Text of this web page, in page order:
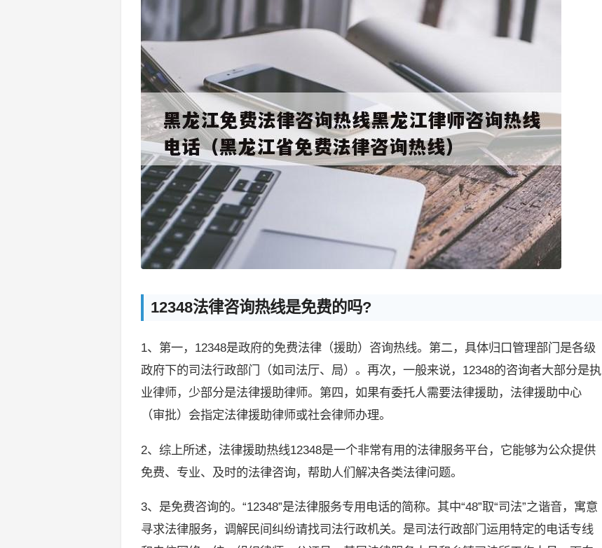
12348法律咨询热线是免费的吗?
1、第一，12348是政府的免费法律（援助）咨询热线。第二，具体归口管理部门是各级
政府下的司法行政部门（如司法厅、局）。再次，一般来说，12348的咨询者大部分是执
业律师，少部分是法律援助律师。第四，如果有委托人需要法律援助，法律援助中心
（审批）会指定法律援助律师或社会律师办理。
2、综上所述，法律援助热线12348是一个非常有用的法律服务平台，它能够为公众提供
免费、专业、及时的法律咨询，帮助人们解决各类法律问题。
3、是免费咨询的。“12348”是法律服务专用电话的简称。其中“48”取“司法”之谐音，寓意
寻求法律服务，调解民间纠纷请找司法行政机关。是司法行政部门运用特定的电话专线